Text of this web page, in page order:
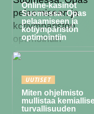
Online-kasinot
Suomessa: Opas
pelaamiseen ja
kotiympäristön
optimointiin
UUTISET
Miten ohjelmisto
mullistaa
turvallisuuden